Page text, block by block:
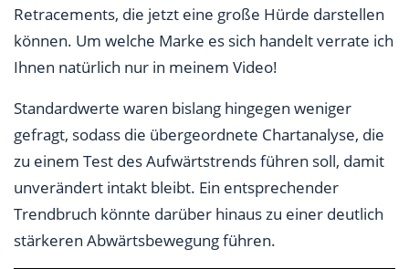
Retracements, die jetzt eine große Hürde darstellen
können. Um welche Marke es sich handelt verrate ich
Ihnen natürlich nur in meinem Video!
Standardwerte waren bislang hingegen weniger
gefragt, sodass die übergeordnete Chartanalyse, die
zu einem Test des Aufwärtstrends führen soll, damit
unverändert intakt bleibt. Ein entsprechender
Trendbruch könnte darüber hinaus zu einer deutlich
stärkeren Abwärtsbewegung führen.